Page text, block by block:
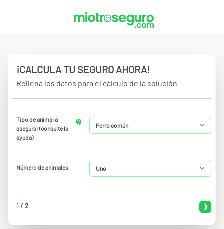
¡CALCULA TU SEGURO AHORA!
Rellena los datos para el cálculo de la solución
Tipo de animal a
asegurar (consulte la
ayuda)
Número de animales
1/ 2